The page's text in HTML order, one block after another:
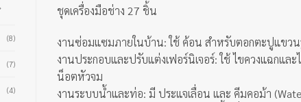
(8)
(7)
(4)
ชุดเครื่องมือช่าง 27 ชิ้น
งานซ่อมแซมภายในบ้าน: ใช้ ค้อน สำหรับตอกตะปูแขว
งานประกอบและปรับแต่งเฟอร์นิเจอร์: ใช้ ไขควงแฉกแ
น็อตหัวจม
งานระบบน้ำและท่อ: มี ประแจเลื่อน และ คีมคอม้า